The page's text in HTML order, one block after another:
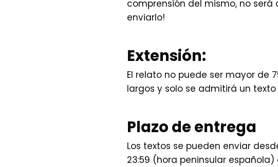
comprensión del mismo, no será
enviarlo!
Extensión:
El relato no puede ser mayor de
largos y solo se admitirá un texto
Plazo de entrega
Los textos se pueden enviar
23:59 (hora peninsular